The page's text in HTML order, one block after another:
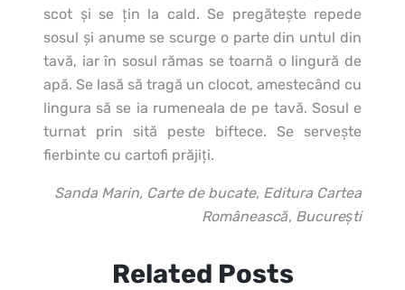
scot şi se ţin la cald. Se pregăteşte repede
sosul şi anume se scurge o parte din untul din
tavă, iar în sosul rămas se toarnă o lingură de
apă. Se lasă să tragă un clocot, amestecând cu
lingura să se ia rumeneala de pe tavă. Sosul e
turnat prin sită peste biftece. Se serveşte
fierbinte cu cartofi prăjiţi.
Sanda Marin, Carte de bucate, Editura Cartea
Românească, Bucureşti
Related Posts